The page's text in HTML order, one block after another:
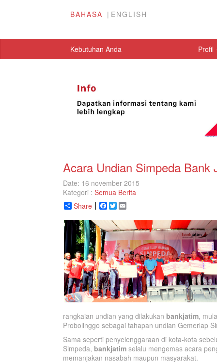
BAHASA ENGLISH
Kebutuhan Anda Profil
Acara Undian Simpeda Bank
Date: 16 november 2015
Kategori : Semua Berita
Share
Facebook
Twitter
rangkaian undian yang dilakukan bankjatim,
Probolinggo sebagai tahapan undian Gemerlap
Sama seperti penyelenggaraan di kota-kota
Simpeda, bankjatim selalu mengemas acara
memanjakan nasabah maupun masyarakat.